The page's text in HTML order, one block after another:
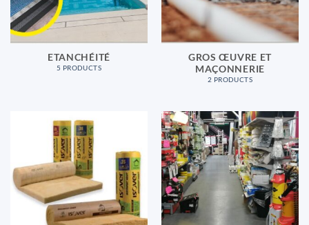
ETANCHÉITÉ
5 PRODUCTS
GROS ŒUVRE ET
MAÇONNERIE
2 PRODUCTS